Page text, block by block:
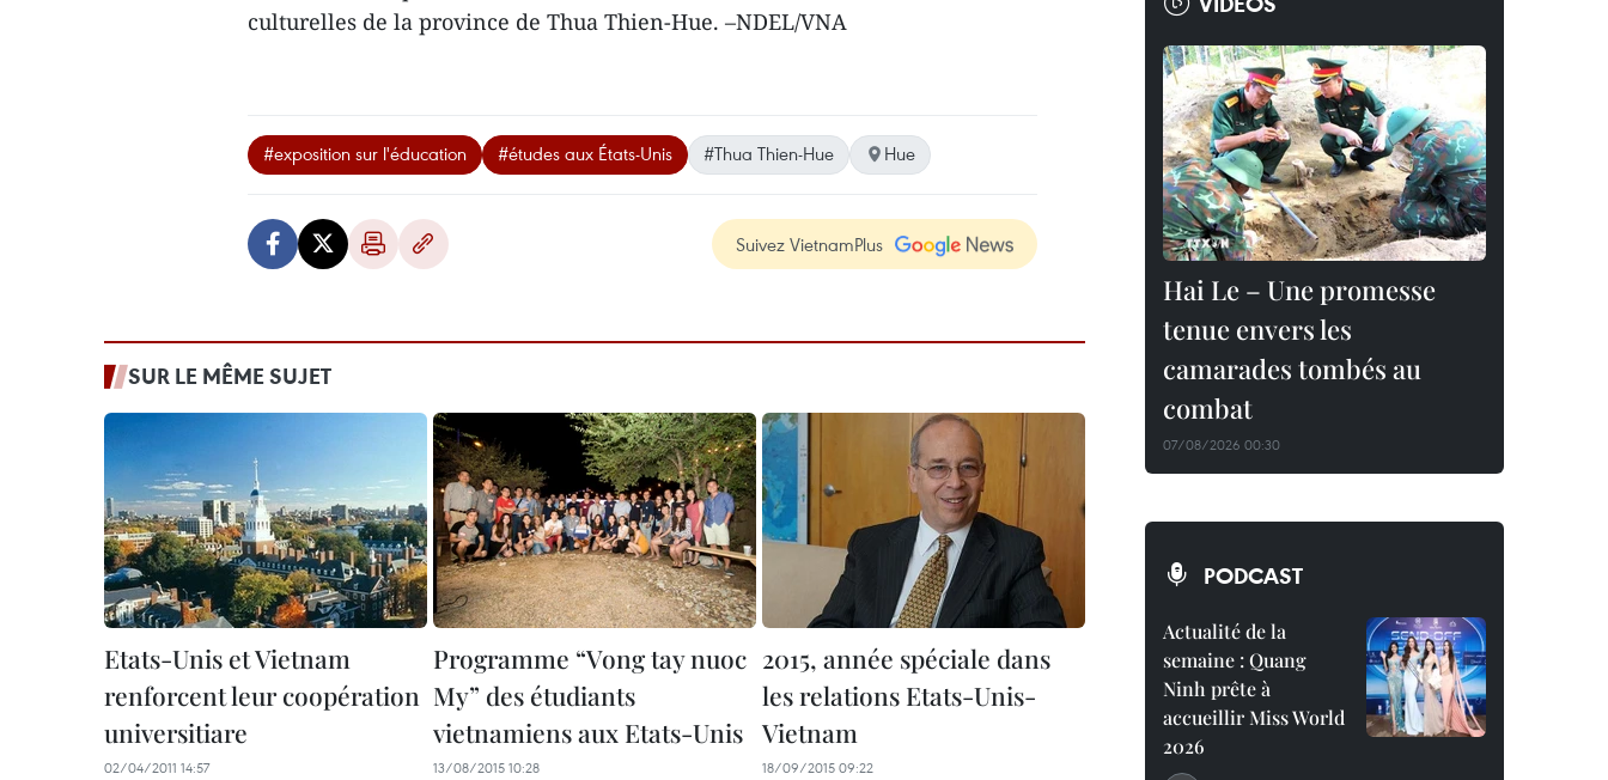
culturelles de la province de Thua Thien-Hue. –NDEL/VNA
#exposition sur l'éducation #études aux États-Unis #Thua Thien-Hue Hue
Suivez VietnamPlus
SUR LE MÊME SUJET
Etats-Unis et Vietnam
renforcent leur coopération
universitiare
02/04/2011 14:57
Programme “Vong tay nuoc
My” des étudiants
vietnamiens aux Etats-Unis
13/08/2015 10:28
2015, année spéciale dans
les relations Etats-Unis-
Vietnam
18/09/2015 09:22
Hai Le – Une promesse
tenue envers les
camarades tombés au
combat
07/08/2026 00:30
PODCAST
Actualité de la
semaine : Quang
Ninh prête à
accueillir Miss World
2026